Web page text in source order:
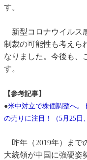
す。
新型コロナウイルス
制裁の可能性も考えら
なりました。今後も、
す。
【参考記事】
●米中対立で株価調整へ。
の売りに注目！（5月25日
昨年（2019年）まで
大統領が中国に強硬姿